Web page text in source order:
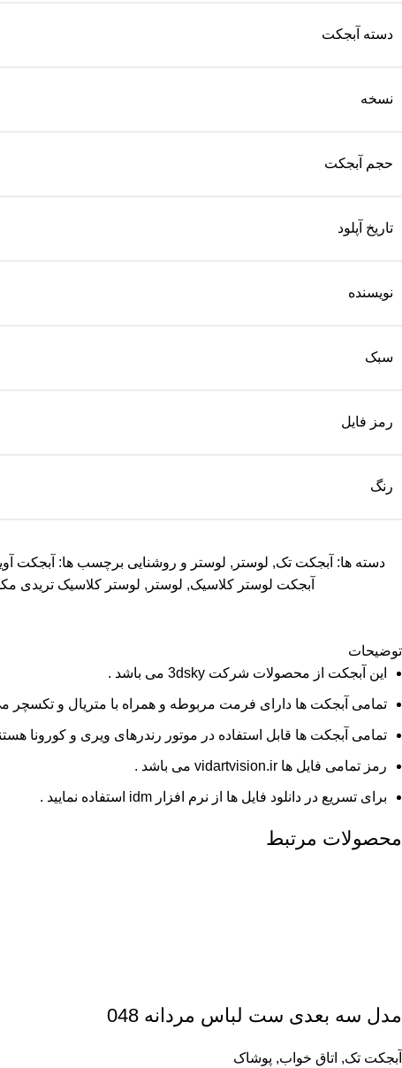
دسته آبجکت
نسخه
حجم آبجکت
تاریخ آپلود
نویسنده
سبک
رمز فایل
رنگ
دسته ها: آبجکت تک, لوستر , لوستر و روشنایی برچسب ها: آبجکت
آبجکت لوستر کلاسیک, لوستر , لوستر کلاسیک تریدی
توضیحات
این آبجکت از محصولات شرکت 3dsky می باشد .
تمامی آبجکت ها دارای فرمت مربوطه و همراه با متریال و تکسچر
تمامی آبجکت ها قابل استفاده در موتور رندرهای ویری و کورونا
رمز تمامی فایل ها vidartvision.ir می باشد .
برای تسریع در دانلود فایل ها از نرم افزار idm استفاده نمایید .
محصولات مرتبط
مدل سه بعدی ست لباس مردانه 048
آبجکت تک, اتاق خواب, پوشاک